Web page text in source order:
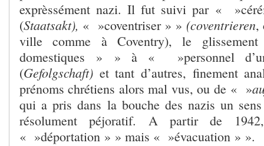
exprèssément nazi. Il fut suivi par «
(Staatsakt), « »coventriser » » (coventrieren,
ville comme à Coventry), le
domestiques » » à « »personnel
(Gefolgschaft) et tant d’autres, finement
prénoms chrétiens alors mal vus, ou de « »
qui a pris dans la bouche des nazis un
résolument péjoratif. A partir de
« »déportation » » mais « »évacuation » ».